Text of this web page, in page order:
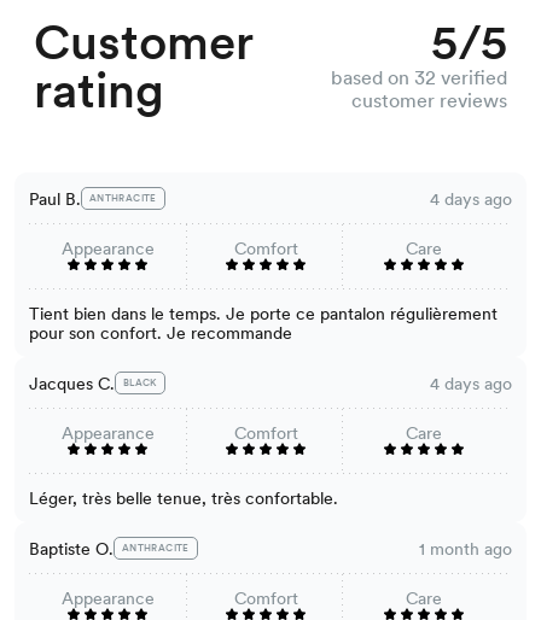
Customer
rating
5/5
based on 32 verified
customer reviews
Paul B. ANTHRACITE 4 days ago
Appearance Comfort Care
Tient bien dans le temps. Je porte ce pantalon régulièrement
pour son confort. Je recommande
Jacques C. BLACK 4 days ago
Appearance Comfort Care
Léger, très belle tenue, très confortable.
Baptiste O. ANTHRACITE 1 month ago
Appearance Comfort Care